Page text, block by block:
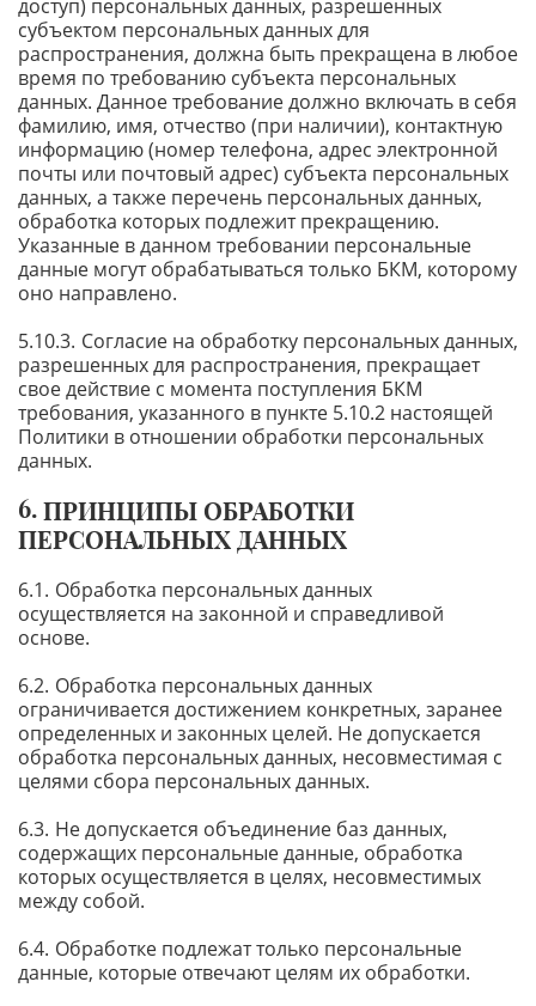
доступ) персональных данных, разрешенных
субъектом персональных данных для
распространения, должна быть прекращена в любое
время по требованию субъекта персональных
данных. Данное требование должно включать в себя
фамилию, имя, отчество (при наличии), контактную
информацию (номер телефона, адрес электронной
почты или почтовый адрес) субъекта персональных
данных, а также перечень персональных данных,
обработка которых подлежит прекращению.
Указанные в данном требовании персональные
данные могут обрабатываться только БКМ, которому
оно направлено.
Согласие на обработку персональных данных,
разрешенных для распространения, прекращает
свое действие с момента поступления БКМ
требования, указанного в пункте 5.10.2 настоящей
Политики в отношении обработки персональных
данных.
ПРИНЦИПЫ ОБРАБОТКИ
ПЕРСОНАЛЬНЫХ ДАННЫХ
Обработка персональных данных
осуществляется на законной и справедливой
основе.
Обработка персональных данных
ограничивается достижением конкретных, заранее
определенных и законных целей. Не допускается
обработка персональных данных, несовместимая с
целями сбора персональных данных.
Не допускается объединение баз данных,
содержащих персональные данные, обработка
которых осуществляется в целях, несовместимых
между собой.
Обработке подлежат только персональные
данные, которые отвечают целям их обработки.